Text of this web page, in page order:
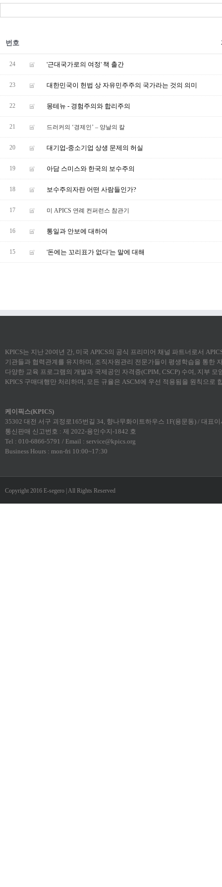
번호
24 '근대국가로의 여정' 책 출간
23 대한민국이 헌법 상 자유민주주의 국가라는 것의 의미
22 몽테뉴 - 경험주의와 합리주의
21 드러커의 ‘경제인’ – 양날의 칼
20 대기업-중소기업 상생 문제의 허실
19 아담 스미스와 한국의 보수주의
18 보수주의자란 어떤 사람들인가?
17 미 APICS 연례 컨퍼런스 참관기
16 통일과 안보에 대하여
15 '돈에는 꼬리표가 없다'는 말에 대해
KPICS는 지난 20여년 간, 미국 APICS의 공식 프리미어 채널 파트너로서
기관들과 협력관계를 유지하며, 조직자원관리 전문가들이 평생학습을 통한
다양한 교육 프로그램의 개발과 국제공인 자격증(CPIM, CSCP) 수여, 지부
KPICS 구매대행만 처리하며, 모든 규율은 ASCM에 우선 적용됨을 원칙으로
케이픽스(KPICS)
35302 대전 서구 괴정로165번길 34, 향나무화이트하우스 1F(용문동) / 대표
통신판매 신고번호 : 제 2022-용인수지-1842 호
Tel : 010-6866-5791 / Email : service@kpics.org
Business Hours : mon-fri 10:00~17:30
Copyright 2016 E-segero | All Rights Reserved